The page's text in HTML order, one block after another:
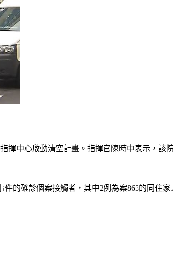
揮中心啟動清空計畫。指揮官陳時中表示，該
的確診個案接觸者，其中2例為案863的同住家